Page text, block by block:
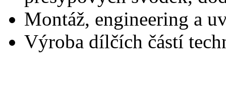
Montáž, engineering a
Výroba dílčích částí